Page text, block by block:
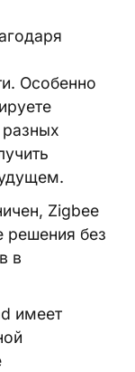
Особенно
разных
Zigbee
решения без
в
имеет